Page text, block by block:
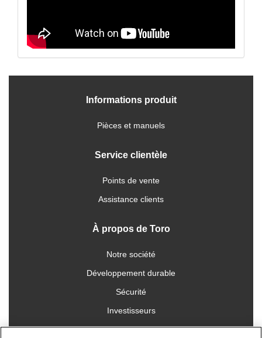
Informations produit
Pièces et manuels
Service clientèle
Points de vente
Assistance clients
À propos de Toro
Notre société
Développement durable
Sécurité
Investisseurs
Carrières